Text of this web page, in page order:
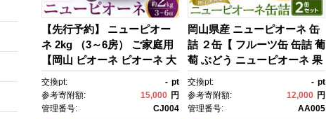
【先行予約】 ニューピオー
ネ 2kg （3～6房） ご家庭用
【岡山 ピオーネ ピオーネ 大
粒 ぶどう ブドウ 葡萄 果
物 種無し くだもの フルー
ツ 甘い おいしい 人気 おすす
交換pt: - pt
参考寄附額:
15,000 円
管理番号:
CJ004
岡山県産 ニューピオーネ 缶
詰 ２缶【 フルーツ缶 缶詰 葡
萄 ぶどう ニューピオーネ 果
物 くだもの 高級缶詰 セッ
ト 詰め合わせ デザート グル
メ おすすめ 人気 岡山県 】
交換pt: - pt
参考寄附額:
12,000 円
管理番号:
AA005